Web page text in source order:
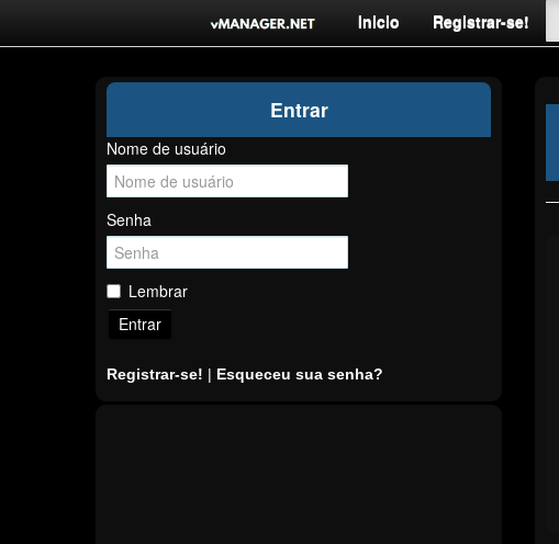
Inicio Registrar-se!
Entrar
Nome de usuário
Senha
Lembrar
Entrar
Registrar-se! | Esqueceu sua senha?